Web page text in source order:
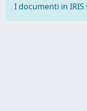
I documenti in